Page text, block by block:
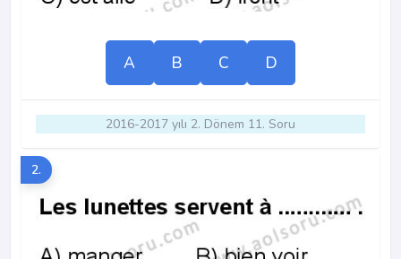
A B C D
2016-2017 yılı 2. Dönem 11. Soru
2.